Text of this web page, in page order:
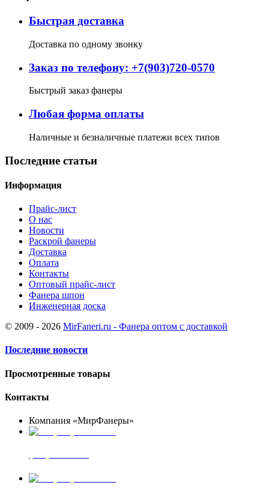
Быстрая доставка
Доставка по одному звонку
Заказ по телефону: +7(903)720-0570
Быстрый заказ фанеры
Любая форма оплаты
Наличные и безналичные платежи всех типов
Последние статьи
Информация
Прайс-лист
О нас
Новости
Раскрой фанеры
Доставка
Оплата
Контакты
Оптовый прайс-лист
Фанера шпон
Инженерная доска
© 2009 - 2026 MirFaneri.ru - Фанера оптом с доставкой
Последние новости
Просмотренные товары
Контакты
Компания «МирФанеры»